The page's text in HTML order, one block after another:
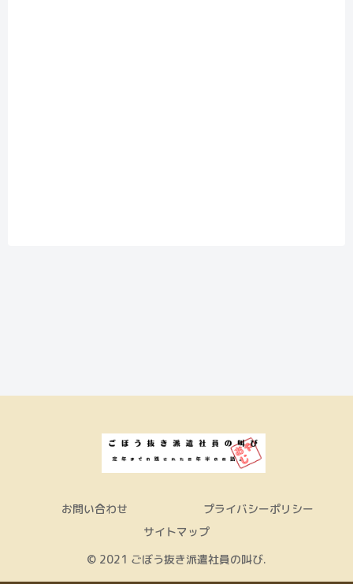
お問い合わせ
プライバシーポリシー
サイトマップ
© 2021 ごぼう抜き派遣社員の叫び.